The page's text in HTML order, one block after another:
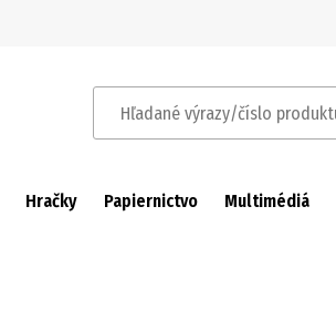
Hľadané výrazy/číslo produktu
Hračky Papiernictvo Multimédiá